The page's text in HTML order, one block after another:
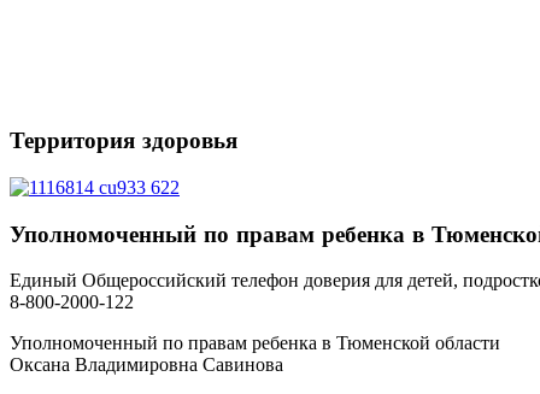
Территория здоровья
Уполномоченный по правам ребенка в
Единый Общероссийский телефон доверия для детей,
8-800-2000-122
Уполномоченный по правам ребенка в Тюменской области
Оксана Владимировна Савинова